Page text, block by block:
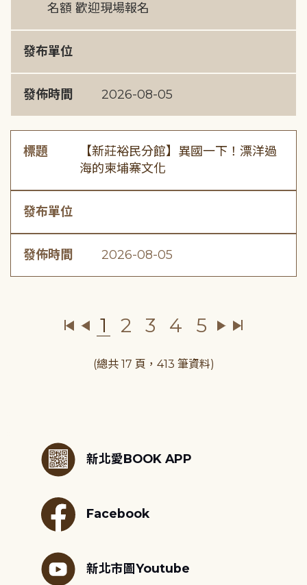
名額 歡迎現場報名
發布單位
發佈時間 2026-08-05
標題
【新莊裕民分館】異國一下！漂洋過
海的柬埔寨文化
發布單位
發佈時間 2026-08-05
1 2 3 4 5
(總共 17 頁，413 筆資料)
新北愛BOOK APP
Facebook
新北市圖Youtube